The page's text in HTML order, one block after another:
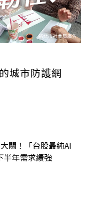
城市防護網
關！「台股最純AI
半年需求續強